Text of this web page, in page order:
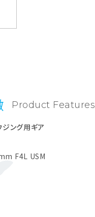
Product Features
ジング用ギア
F4L USM